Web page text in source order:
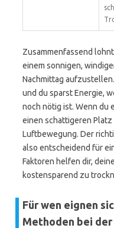
Zusammenfassend
einem sonnigen,
Nachmittag
und du sparst Energie,
noch nötig ist. Wenn du
einen schattigeren
Luftbewegung. Der
also entscheidend für
Faktoren helfen dir,
kostensparend zu
Für wen eignen
Methoden bei der